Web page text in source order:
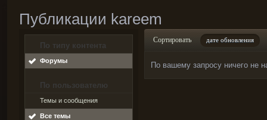
Публикации kareem
По типу контента
Форумы
По пользователю
Темы и сообщения
Все темы
Сортировать дате обновления
По вашему запросу ничего не